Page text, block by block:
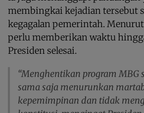
membingkai kejadian tersebut
kegagalan pemerintah.
perlu memberikan waktu
Presiden selesai.
“Menghentikan program MBG
sama saja menurunkan
kepemimpinan dan tidak